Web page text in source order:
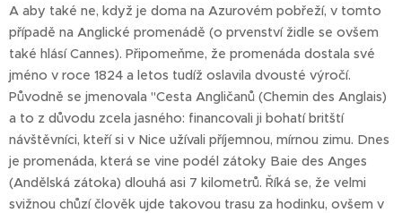
A aby také ne, když je doma na Azurovém pobřeží, v tomto
případě na Anglické promenádě (o prvenství židle se ovšem
také hlásí Cannes). Připomeňme, že promenáda dostala své
jméno v roce 1824 a letos tudíž oslavila dvousté výročí.
Původně se jmenovala "Cesta Angličanů (Chemin des Anglais)
a to z důvodu zcela jasného: financovali ji bohatí britští
návštěvníci, kteří si v Nice užívali příjemnou, mírnou zimu. Dnes
je promenáda, která se vine podél zátoky Baie des Anges
(Andělská zátoka) dlouhá asi 7 kilometrů. Říká se, že velmi
svižnou chůzí člověk ujde takovou trasu za hodinku, ovšem v